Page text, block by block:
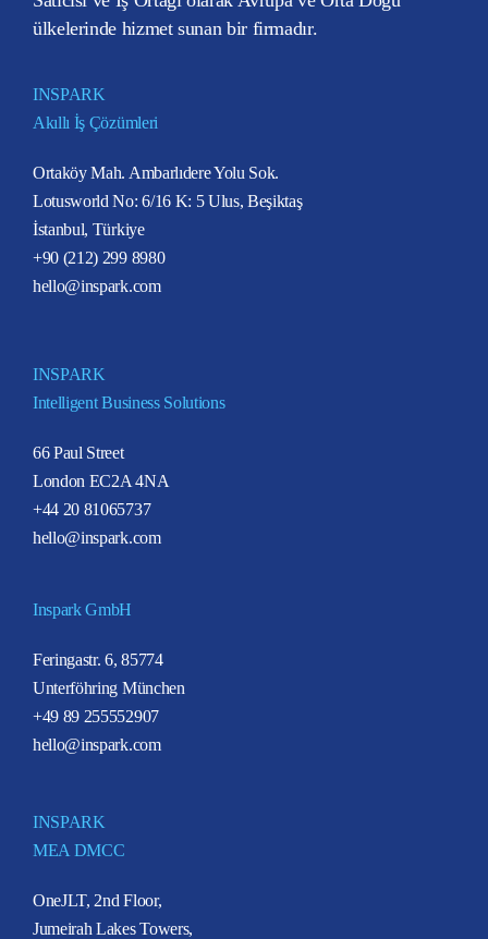
ülkelerinde hizmet sunan bir firmadır.
INSPARK
Akıllı İş Çözümleri
Ortaköy Mah. Ambarlıdere Yolu Sok.
Lotusworld No: 6/16 K: 5 Ulus, Beşiktaş
İstanbul, Türkiye
+90 (212) 299 8980
hello@inspark.com
INSPARK
Intelligent Business Solutions
66 Paul Street
London EC2A 4NA
+44 20 81065737
hello@inspark.com
Inspark GmbH
Feringastr. 6, 85774
Unterföhring München
+49 89 255552907
hello@inspark.com
INSPARK
MEA DMCC
OneJLT, 2nd Floor,
Jumeirah Lakes Towers,